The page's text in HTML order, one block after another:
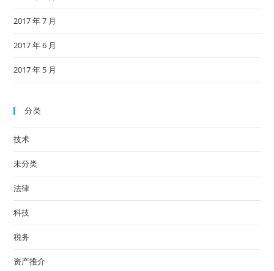
2017 年 7 月
2017 年 6 月
2017 年 5 月
分类
技术
未分类
法律
科技
税务
资产推介